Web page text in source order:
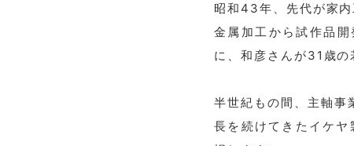
昭和43年、先代が家内
金属加工から試作品
に、和彦さんが31歳の
半世紀もの間、主軸事
長を続けてきたイケ